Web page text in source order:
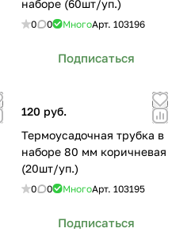
наборе (60шт/уп.)
0 0 МногоАрт. 103196
Подписаться
120 руб.
Термоусадочная трубка в
наборе 80 мм коричневая
(20шт/уп.)
0 0 МногоАрт. 103195
Подписаться